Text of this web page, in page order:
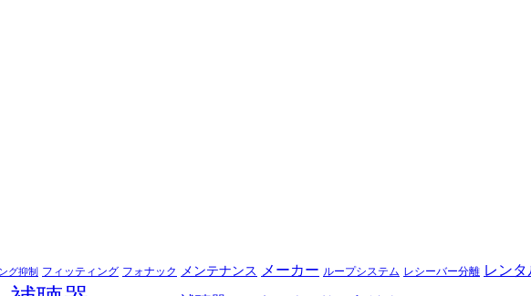
グ抑制 フィッティング フォナック メンテナンス メーカー ループシステム レシーバー分離 レンタ